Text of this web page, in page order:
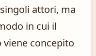
attori, ma
in cui il
concepito